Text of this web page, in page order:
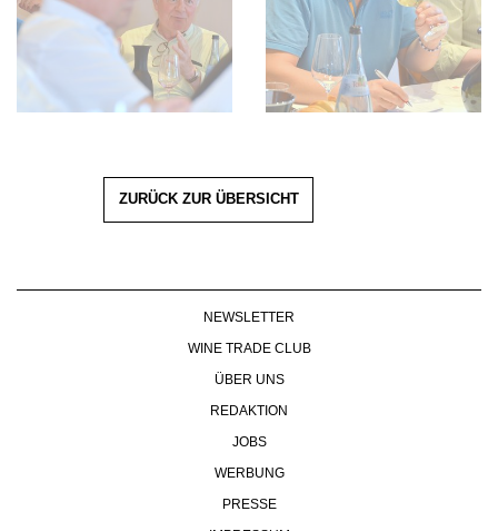
ZURÜCK ZUR ÜBERSICHT
NEWSLETTER
WINE TRADE CLUB
ÜBER UNS
REDAKTION
JOBS
WERBUNG
PRESSE